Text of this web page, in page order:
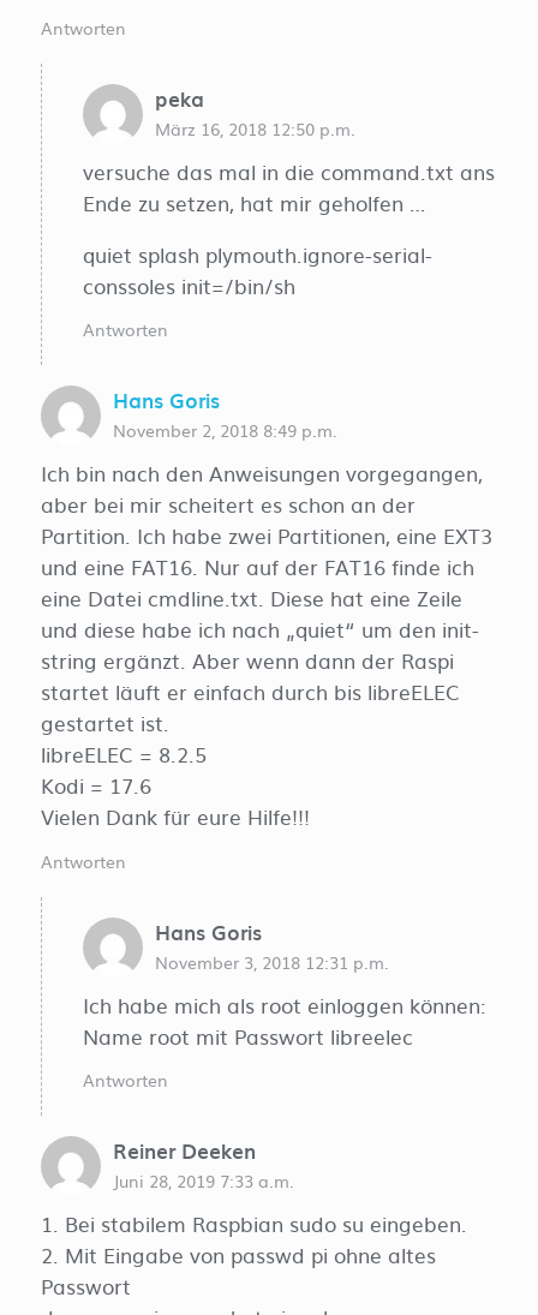
Antworten
peka
März 16, 2018 12:50 p.m.
versuche das mal in die command.txt ans
Ende zu setzen, hat mir geholfen …
quiet splash plymouth.ignore-serial-
conssoles init=/bin/sh
Antworten
Hans Goris
November 2, 2018 8:49 p.m.
Ich bin nach den Anweisungen vorgegangen,
aber bei mir scheitert es schon an der
Partition. Ich habe zwei Partitionen, eine EXT3
und eine FAT16. Nur auf der FAT16 finde ich
eine Datei cmdline.txt. Diese hat eine Zeile
und diese habe ich nach „quiet“ um den init-
string ergänzt. Aber wenn dann der Raspi
startet läuft er einfach durch bis libreELEC
gestartet ist.
libreELEC = 8.2.5
Kodi = 17.6
Vielen Dank für eure Hilfe!!!
Antworten
Hans Goris
November 3, 2018 12:31 p.m.
Ich habe mich als root einloggen können:
Name root mit Passwort libreelec
Antworten
Reiner Deeken
Juni 28, 2019 7:33 a.m.
1. Bei stabilem Raspbian sudo su eingeben.
2. Mit Eingabe von passwd pi ohne altes
Passwort